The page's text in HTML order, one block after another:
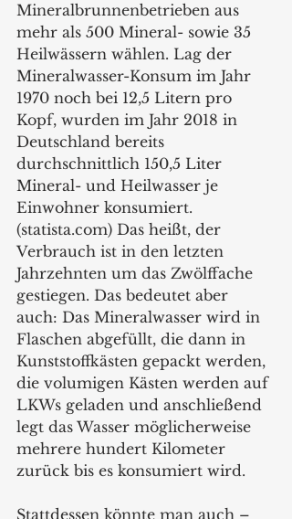
Mineralbrunnenbetrieben aus
mehr als 500 Mineral- sowie 35
Heilwässern wählen. Lag der
Mineralwasser-Konsum im Jahr
1970 noch bei 12,5 Litern pro
Kopf, wurden im Jahr 2018 in
Deutschland bereits
durchschnittlich 150,5 Liter
Mineral- und Heilwasser je
Einwohner konsumiert.
(statista.com) Das heißt, der
Verbrauch ist in den letzten
Jahrzehnten um das Zwölffache
gestiegen. Das bedeutet aber
auch: Das Mineralwasser wird in
Flaschen abgefüllt, die dann in
Kunststoffkästen gepackt werden,
die volumigen Kästen werden auf
LKWs geladen und anschließend
legt das Wasser möglicherweise
mehrere hundert Kilometer
zurück bis es konsumiert wird.
Stattdessen könnte man auch –